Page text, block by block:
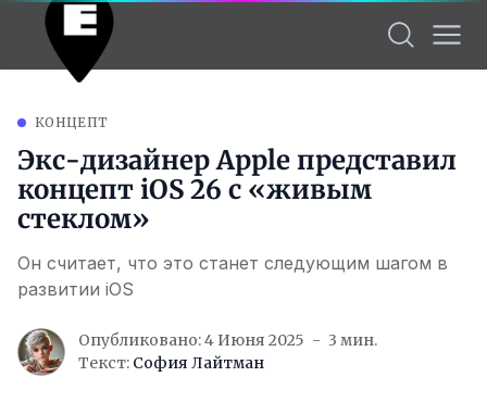
КОНЦЕПТ
Экс-дизайнер Apple представил
концепт iOS 26 с «живым
стеклом»
Он считает, что это станет следующим шагом в
развитии iOS
Опубликовано: 4 Июня 2025
3 мин.
Текст: София Лайтман